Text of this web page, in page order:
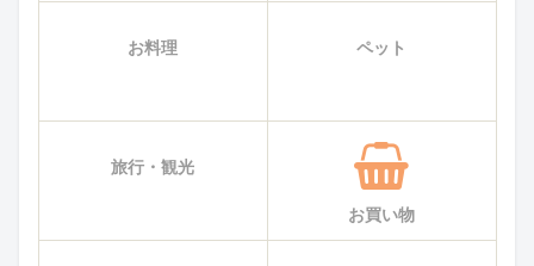
お料理 ペット
旅行・観光
お買い物